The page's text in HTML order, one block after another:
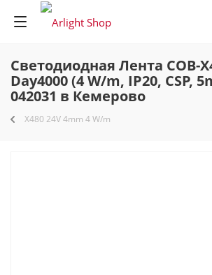
Светодиодная Лента COB-
Day4000 (4 W/m, IP20, CSP,
042031 в Кемерово
X480 24V 4mm 4 W/m